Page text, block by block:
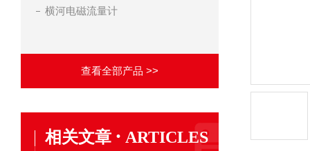
横河电磁流量计
查看全部产品 >>
相关文章 · ARTICLES